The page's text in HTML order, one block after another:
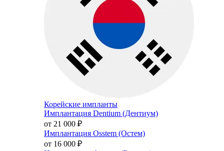
Корейские импланты
Имплантация Dentium (Дентиум)
от 21 000 ₽
Имплантация Osstem (Остем)
от 16 000 ₽